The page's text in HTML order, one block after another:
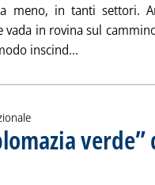
meno, in tanti settori.
in rovina sul
inscind...
verde”
Il vice presidente Frans
giovedì 29 ottobre 2020 alle 17.10.